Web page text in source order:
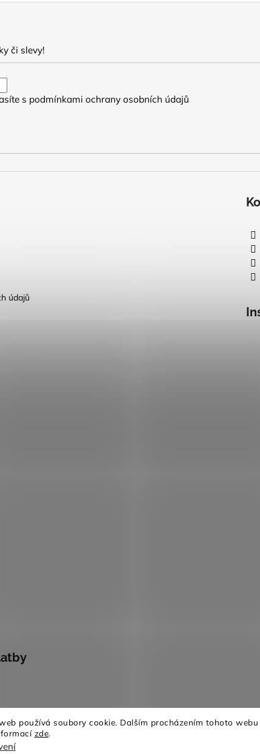
používá soubory cookie. Dalším procházením tohoto
zde.
či slevy!
s podmínkami ochrany osobních údajů
údajů
. Všechna práva vyhrazena.Upravit nastavení cookies